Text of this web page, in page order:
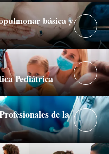
básica y
Pediátrica
de la